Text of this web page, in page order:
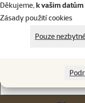
Děkujeme,k vašim
Zásady použití cookies
Pouze
Online chat